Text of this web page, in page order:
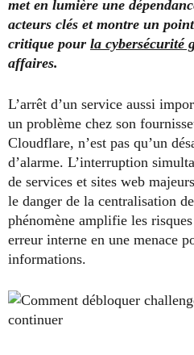
met en lumière une
acteurs clés et montre un
critique pour la cybersécurité
affaires.
L’arrêt d’un service aussi
un problème chez son
Cloudflare, n’est pas qu’un
d’alarme. L’interruption
de services et sites web
le danger de la centralisation
phénomène amplifie les
erreur interne en une menace
informations.